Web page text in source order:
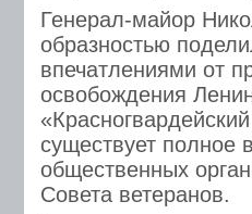
Генерал-майор
образностью
впечатлениями от
освобождения
существует полное
общественных
Совета ветеранов.